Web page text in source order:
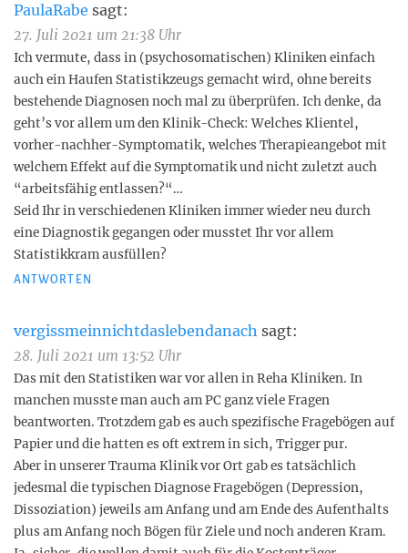
PaulaRabe sagt:
27. Juli 2021 um 21:38 Uhr
Ich vermute, dass in (psychosomatischen) Kliniken einfach
auch ein Haufen Statistikzeugs gemacht wird, ohne bereits
bestehende Diagnosen noch mal zu überprüfen. Ich denke, da
geht’s vor allem um den Klinik-Check: Welches Klientel,
vorher-nachher-Symptomatik, welches Therapieangebot mit
welchem Effekt auf die Symptomatik und nicht zuletzt auch
“arbeitsfähig entlassen?“…
Seid Ihr in verschiedenen Kliniken immer wieder neu durch
eine Diagnostik gegangen oder musstet Ihr vor allem
Statistikkram ausfüllen?
ANTWORTEN
vergissmeinnichtdaslebendanach sagt:
28. Juli 2021 um 13:52 Uhr
Das mit den Statistiken war vor allen in Reha Kliniken. In
manchen musste man auch am PC ganz viele Fragen
beantworten. Trotzdem gab es auch spezifische Fragebögen auf
Papier und die hatten es oft extrem in sich, Trigger pur.
Aber in unserer Trauma Klinik vor Ort gab es tatsächlich
jedesmal die typischen Diagnose Fragebögen (Depression,
Dissoziation) jeweils am Anfang und am Ende des Aufenthalts
plus am Anfang noch Bögen für Ziele und noch anderen Kram.